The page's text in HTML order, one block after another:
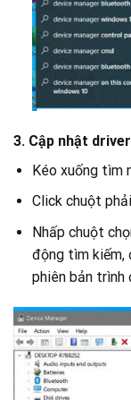
3. Cập nhật
Kéo xuống tìm
Click chuột
Nhấp chuột
động tìm kiếm,
phiên bản trình